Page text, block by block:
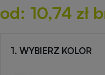
od: 10,74 zł
1. WYBIERZ KOLOR